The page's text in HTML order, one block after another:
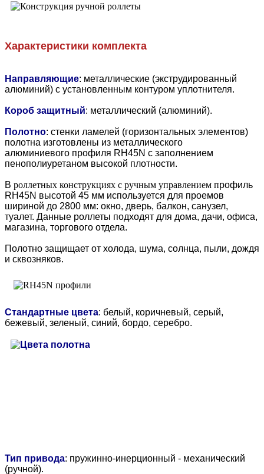
Характеристики комплекта
Направляющие: металлические (экструдированный
алюминий) с установленным контуром уплотнителя.
Короб защитный: металлический (алюминий).
Полотно: стенки ламелей (горизонтальных элементов)
полотна изготовлены из металлического
алюминиевого профиля RH45N с заполнением
пенополиуретаном высокой плотности.
В роллетных конструкциях с ручным управлением профиль
RH45N высотой 45 мм используется для проемов
шириной до 2800 мм: окно, дверь, балкон, санузел,
туалет. Данные роллеты подходят для дома, дачи, офиса,
магазина, торгового отдела.
Полотно защищает от холода, шума, солнца, пыли, дождя
и сквозняков.
Стандартные цвета: белый, коричневый, серый,
бежевый, зеленый, синий, бордо, серебро.
Тип привода: пружинно-инерционный - механический
(ручной).